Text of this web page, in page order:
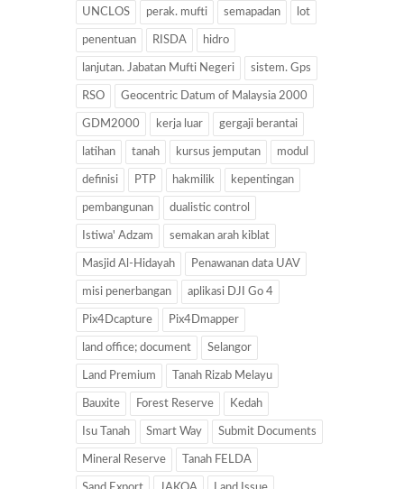
UNCLOS perak. mufti semapadan lot
penentuan RISDA hidro
lanjutan. Jabatan Mufti Negeri sistem. Gps
RSO Geocentric Datum of Malaysia 2000
GDM2000 kerja luar gergaji berantai
latihan tanah kursus jemputan modul
definisi PTP hakmilik kepentingan
pembangunan dualistic control
Istiwa' Adzam semakan arah kiblat
Masjid Al-Hidayah Penawanan data UAV
misi penerbangan aplikasi DJI Go 4
Pix4Dcapture Pix4Dmapper
land office; document Selangor
Land Premium Tanah Rizab Melayu
Bauxite Forest Reserve Kedah
Isu Tanah Smart Way Submit Documents
Mineral Reserve Tanah FELDA